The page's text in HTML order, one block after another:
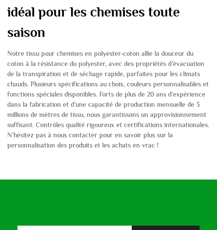
idéal pour les chemises toute
saison
Notre tissu pour chemises en polyester-coton allie la douceur du
coton à la résistance du polyester, avec des propriétés d’évacuation
de la transpiration et de séchage rapide, parfaites pour les climats
chauds. Plusieurs spécifications au choix, couleurs personnalisables et
fonctions spéciales disponibles. Forts de plus de 20 ans d’expérience
dans la fabrication et d’une capacité de production mensuelle de 3
millions de mètres de tissu, nous garantissons un approvisionnement
suffisant. Contrôles qualité rigoureux et certifications internationales.
N’hésitez pas à nous contacter pour en savoir plus sur la
personnalisation des produits et les achats en vrac !